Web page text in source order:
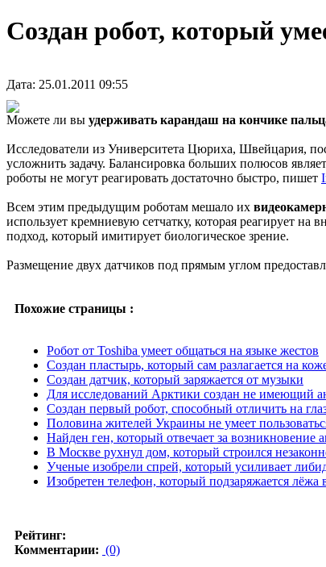
Создан робот, который
Дата: 25.01.2011 09:55
Можете ли вы удерживать карандаш на кончике
Исследователи из Университета Цюриха, Швейцария,
усложнить задачу. Балансировка больших полюсов
роботы не могут реагировать достаточно быстро, пишет
Всем этим предыдущим роботам мешало их
использует кремниевую сетчатку, которая реагирует
подход, который имитирует биологическое зрение.
Размещение двух датчиков под прямым углом
Похожие страницы :
Робот от Toshiba умеет общаться на языке жестов
Создан пластырь, который сам разлагается на
Создан датчик, который заряжается от музыки
Для исследований Арктики создан не имеющий
Создан первый робот, способный отличить на
Половина жителей Украины не умеет
Найден ген, который отвечает за возникновение
В Москве рухнул дом, который строился
Ученые изобрели спрей, который усиливает
Изобретен телефон, который подзаряжается лёжа
Рейтинг:
Комментарии: (0)